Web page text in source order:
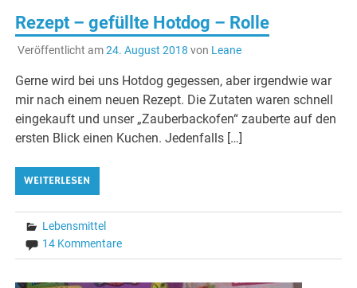
Rezept – gefüllte Hotdog – Rolle
Veröffentlicht am24. August 2018 von Leane
Gerne wird bei uns Hotdog gegessen, aber irgendwie war
mir nach einem neuen Rezept. Die Zutaten waren schnell
eingekauft und unser „Zauberbackofen“ zauberte auf den
ersten Blick einen Kuchen. Jedenfalls […]
WEITERLESEN
Lebensmittel
14 Kommentare